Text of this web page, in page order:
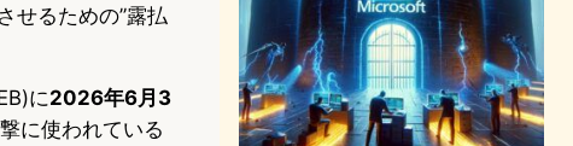
せるための”露払
に2026年6月3
に使われている